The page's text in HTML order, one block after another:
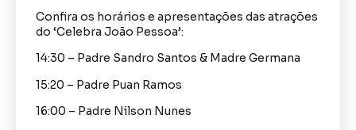
Confira os horários e apresentações das atrações
do ‘Celebra João Pessoa’:
14:30 – Padre Sandro Santos & Madre Germana
15:20 – Padre Puan Ramos
16:00 – Padre Nilson Nunes